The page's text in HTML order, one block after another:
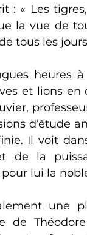
: « Les
la vue de
tous les
heures
et lions
d’étude
Il voit
de la
lui la
une
de